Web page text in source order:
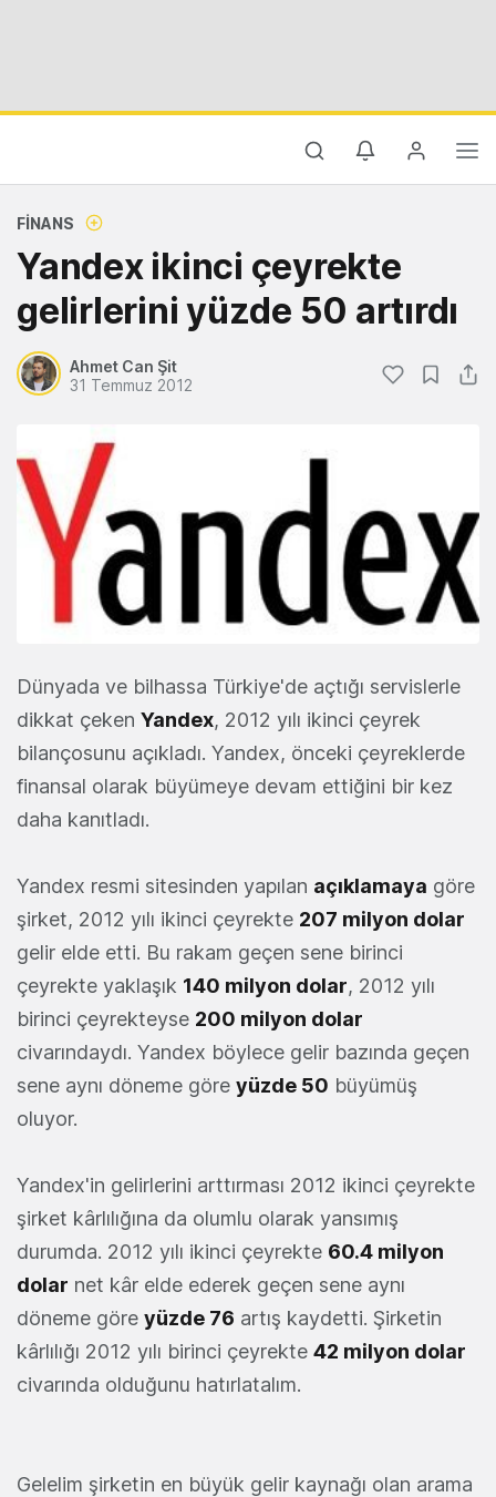
FINANS
Yandex ikinci çeyrekte
gelirlerini yüzde 50 artırdı
Ahmet Can Şit
31 Temmuz 2012
Dünyada ve bilhassa Türkiye'de açtığı servislerle
dikkat çeken Yandex, 2012 yılı ikinci çeyrek
bilançosunu açıkladı. Yandex, önceki çeyreklerde
finansal olarak büyümeye devam ettiğini bir kez
daha kanıtladı.
Yandex resmi sitesinden yapılan açıklamaya göre
şirket, 2012 yılı ikinci çeyrekte 207 milyon dolar
gelir elde etti. Bu rakam geçen sene birinci
çeyrekte yaklaşık 140 milyon dolar, 2012 yılı
birinci çeyrekteyse 200 milyon dolar
civarındaydı. Yandex böylece gelir bazında geçen
sene aynı döneme göre yüzde 50 büyümüş
oluyor.
Yandex'in gelirlerini arttırması 2012 ikinci çeyrekte
şirket kârlılığına da olumlu olarak yansımış
durumda. 2012 yılı ikinci çeyrekte 60.4 milyon
dolar net kâr elde ederek geçen sene aynı
döneme göre yüzde 76 artış kaydetti. Şirketin
kârlılığı 2012 yılı birinci çeyrekte 42 milyon dolar
civarında olduğunu hatırlatalım.
Gelelim şirketin en büyük gelir kaynağı olan arama